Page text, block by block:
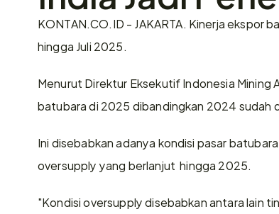
KONTAN.CO.ID - JAKARTA. Kinerja ekspor
hingga Juli 2025.
Menurut Direktur Eksekutif Indonesia Mining
batubara di 2025 dibandingkan 2024 sudah
Ini disebabkan adanya kondisi pasar
oversupply yang berlanjut  hingga 2025.
"Kondisi oversupply disebabkan antara lain